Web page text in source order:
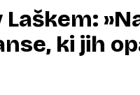
ki jih